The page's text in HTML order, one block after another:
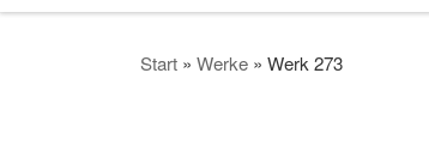
Start » Werke » Werk 273